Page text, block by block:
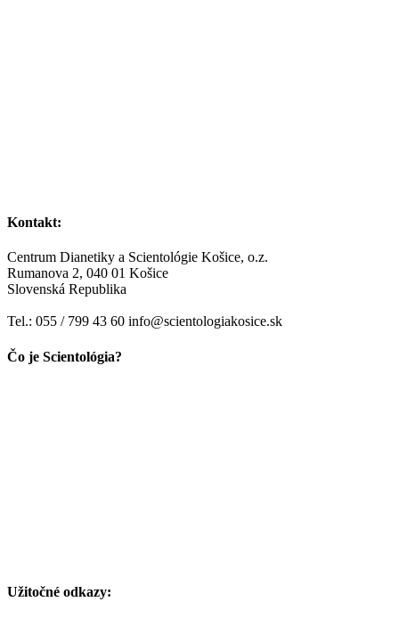
Kontakt:
Centrum Dianetiky a Scientológie Košice, o.z.
Rumanova 2, 040 01 Košice
Slovenská Republika
Tel.: 055 / 799 43 60 info@scientologiakosice.sk
Čo je Scientológia?
Užitočné odkazy: